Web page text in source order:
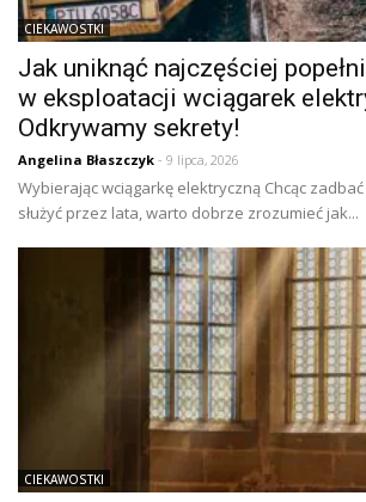
CIEKAWOSTKI
Jak uniknąć najczęściej
w eksploatacji wciągarek
Odkrywamy sekrety!
Angelina Błaszczyk - 9 lipca, 2026
Wybierając wciągarkę elektryczną Chcąc
służyć przez lata, warto dobrze zrozumieć jak...
CIEKAWOSTKI